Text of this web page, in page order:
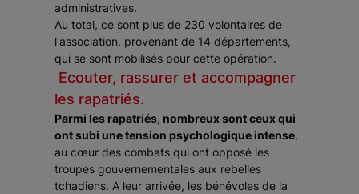
administratives.
Au total, ce sont plus de 230 volontaires de
l'association, provenant de 14 départements,
qui se sont mobilisés pour cette opération.
Ecouter, rassurer et accompagner
les rapatriés.
Parmi les rapatriés, nombreux sont ceux qui
ont subi une tension psychologique intense,
au cœur des combats qui ont opposé les
troupes gouvernementales aux rebelles
tchadiens. A leur arrivée, les bénévoles de la